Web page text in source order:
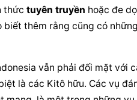
thức tuyên truyền hoặc đe
biết thêm rằng cũng có
vẫn phải đối mặt với
là các Kitô hữu. Các vụ